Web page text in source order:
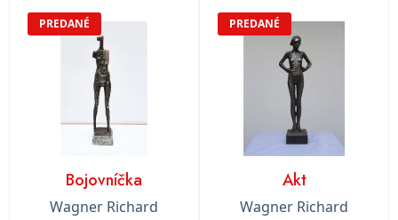
PREDANÉ
Bojovníčka
Wagner Richard
PREDANÉ
Akt
Wagner Richard